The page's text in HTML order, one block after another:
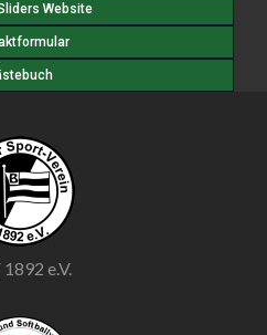
Website
1892 e.V.